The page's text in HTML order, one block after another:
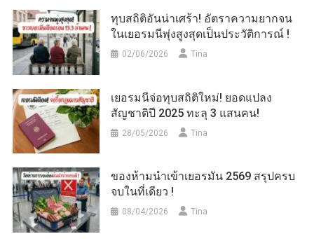
ทุบสถิติอันน่าเศร้า! อัตราความยากจน
ในเยอรมนีพุ่งสูงสุดเป็นประวัติการณ์ !
02/06/2026 Tina
เยอรมนีจ่อทุบสถิติใหม่! ยอดแปลง
สัญชาติปี 2025 ทะลุ 3 แสนคน!
28/05/2026 Tina
ของห้ามนำเข้าเยอรมัน 2569 สรุปครบ
จบในที่เดียว !
08/04/2026 Tina